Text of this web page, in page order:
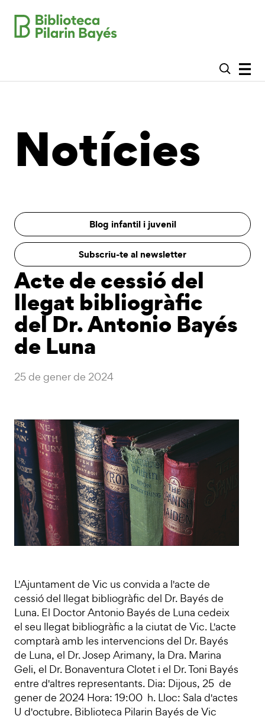
Notícies
Blog infantil i juvenil
Subscriu-te al newsletter
Acte de cessió del
llegat bibliogràfic
del Dr. Antonio Bayés
de Luna
25 de gener de 2024
L'Ajuntament de Vic us convida a l'acte de
cessió del llegat bibliogràfic del Dr. Bayés de
Luna. El Doctor Antonio Bayés de Luna cedeix
el seu llegat bibliogràfic a la ciutat de Vic. L'acte
comptarà amb les intervencions del Dr. Bayés
de Luna, el Dr. Josep Arimany, la Dra. Marina
Geli, el Dr. Bonaventura Clotet i el Dr. Toni Bayés
entre d'altres representants. Dia: Dijous, 25 de
gener de 2024 Hora: 19:00 h. Lloc: Sala d'actes
U d'octubre. Biblioteca Pilarin Bayés de Vic